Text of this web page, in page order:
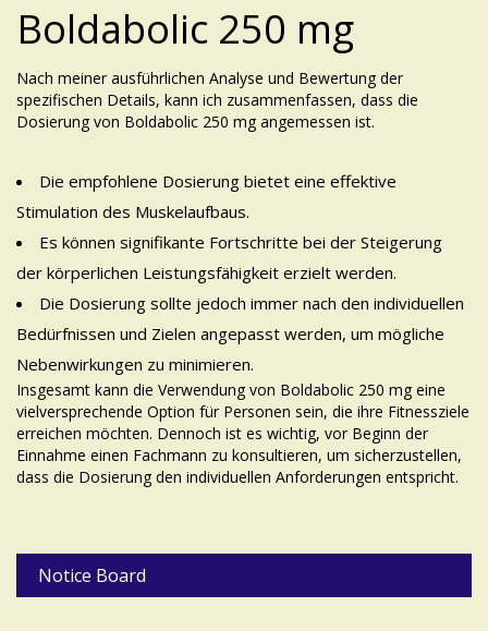
Boldabolic 250 mg
Nach meiner ausführlichen Analyse und Bewertung der
spezifischen Details, kann ich zusammenfassen, dass die
Dosierung von Boldabolic 250 mg angemessen ist.
Die empfohlene Dosierung bietet eine effektive
Stimulation des Muskelaufbaus.
Es können signifikante Fortschritte bei der Steigerung
der körperlichen Leistungsfähigkeit erzielt werden.
Die Dosierung sollte jedoch immer nach den individuellen
Bedürfnissen und Zielen angepasst werden, um mögliche
Nebenwirkungen zu minimieren.
Insgesamt kann die Verwendung von Boldabolic 250 mg eine
vielversprechende Option für Personen sein, die ihre Fitnessziele
erreichen möchten. Dennoch ist es wichtig, vor Beginn der
Einnahme einen Fachmann zu konsultieren, um sicherzustellen,
dass die Dosierung den individuellen Anforderungen entspricht.
Notice Board